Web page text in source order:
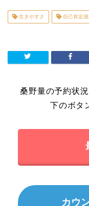
生きやすさ 自己肯定感
桑野量の予約状
下のボタ
カウ